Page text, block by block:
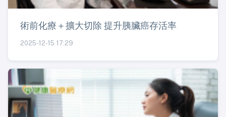
術前化療＋擴大切除 提升胰臟癌存活率
2025-12-15 17:29